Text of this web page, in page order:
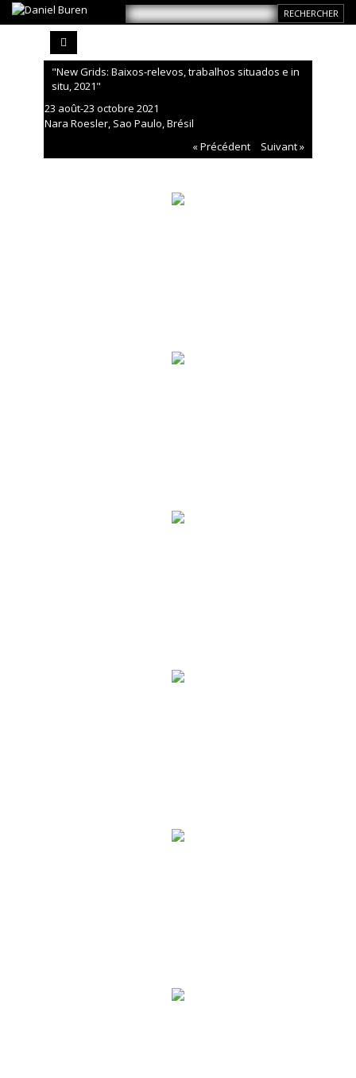
"New Grids: Baixos-relevos, trabalhos situados e in
situ, 2021"
23 août-23 octobre 2021
Nara Roesler, Sao Paulo, Brésil
« Précédent
Suivant »